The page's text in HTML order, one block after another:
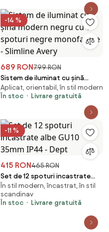
-14 %
689 RON799 RON
Sistem de iluminat cu șină
modern negru cu 6 spoturi
negre monofazate - Slimline
Aplicat, orientabil, în stil modern
În stoc
Livrare gratuită
-11 %
415 RON465 RON
Set de 12 spoturi incastrate
albe GU10 35mm IP44 - Dept
În stil modern, încastrat, în stil
scandinav
În stoc
Livrare gratuită